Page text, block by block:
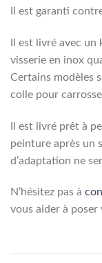
Il est garanti
Il est livré avec
visserie en inox
Certains modèles
colle pour
Il est livré prêt à
peinture après un
d’adaptation ne
N’hésitez pas à
vous aider à poser